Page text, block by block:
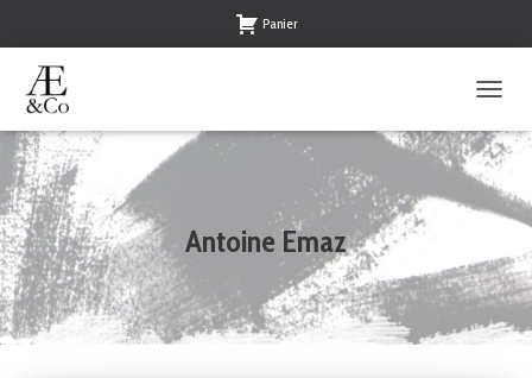
Panier
LA
Antoine Emaz